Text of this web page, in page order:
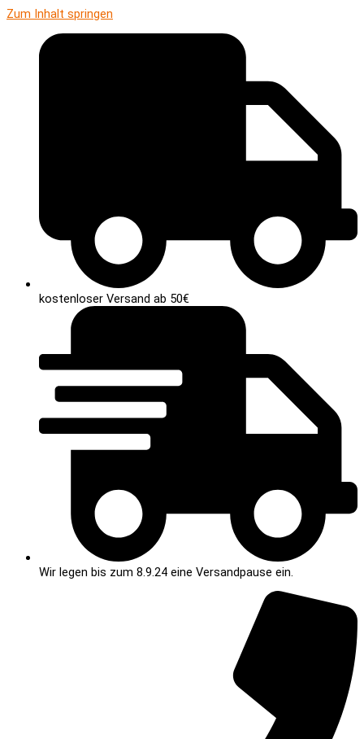
Zum Inhalt springen
kostenloser Versand ab 50€
Wir legen bis zum 8.9.24 eine Versandpause ein.